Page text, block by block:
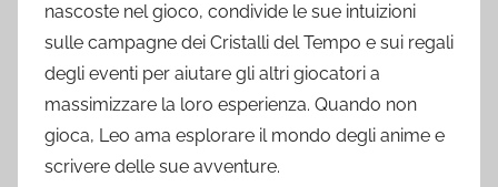
nascoste nel gioco, condivide le sue intuizioni
sulle campagne dei Cristalli del Tempo e sui regali
degli eventi per aiutare gli altri giocatori a
massimizzare la loro esperienza. Quando non
gioca, Leo ama esplorare il mondo degli anime e
scrivere delle sue avventure.